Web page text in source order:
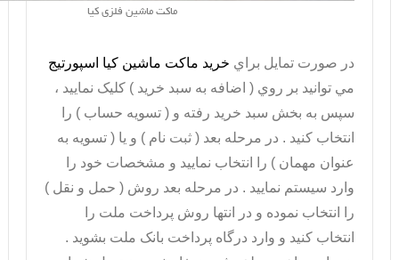
ماکت ماشین فلزی کیا
در صورت تمايل براي خريد ماکت ماشین کیا اسپورتیج
مي توانيد بر روي ( اضافه به سبد خريد ) کليک نماييد ،
سپس به بخش سبد خريد رفته و ( تسويه حساب ) را
انتخاب کنيد . در مرحله بعد ( ثبت نام ) و يا ( تسويه به
عنوان مهمان ) را انتخاب نماييد و مشخصات خود را
وارد سيستم نماييد . در مرحله بعد روش ( حمل و نقل )
را انتخاب نموده و در انتها روش پرداخت ملت را
انتخاب کنيد و وارد درگاه پرداخت بانک ملت بشويد .